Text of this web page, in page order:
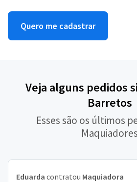
Quero me cadastrar
Veja alguns pedidos
Barretos
Esses são os últimos
Maquiadores
Eduarda contratou Maquiadora